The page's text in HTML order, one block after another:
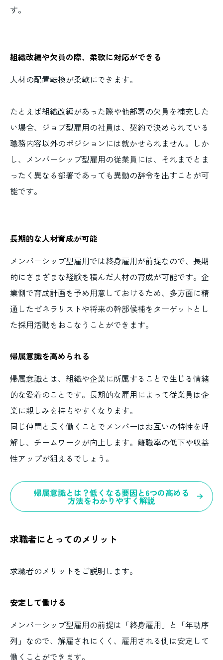
す。
組織改編や欠員の際、柔軟に対応ができる
人材の配置転換が柔軟にできます。
たとえば組織改編があった際や他部署の欠員を補充した
い場合、ジョブ型雇用の社員は、契約で決められている
職務内容以外のポジションには就かせられません。しか
し、メンバーシップ型雇用の従業員には、それまでとま
ったく異なる部署であっても異動の辞令を出すことが可
能です。
長期的な人材育成が可能
メンバーシップ型雇用では終身雇用が前提なので、長期
的にさまざまな経験を積んだ人材の育成が可能です。企
業側で育成計画を予め用意しておけるため、多方面に精
通したゼネラリストや将来の幹部候補をターゲットとし
た採用活動をおこなうことができます。
帰属意識を高められる
帰属意識とは、組織や企業に所属することで生じる情緒
的な愛着のことです。長期的な雇用によって従業員は企
業に親しみを持ちやすくなります。
同じ仲間と長く働くことでメンバーはお互いの特性を理
解し、チームワークが向上します。離職率の低下や収益
性アップが狙えるでしょう。
帰属意識とは？低くなる要因と6つの高める
方法をわかりやすく解説
求職者にとってのメリット
求職者のメリットをご説明します。
安定して働ける
メンバーシップ型雇用の前提は「終身雇用」と「年功序
列」なので、解雇されにくく、雇用される側は安定して
働くことができます。